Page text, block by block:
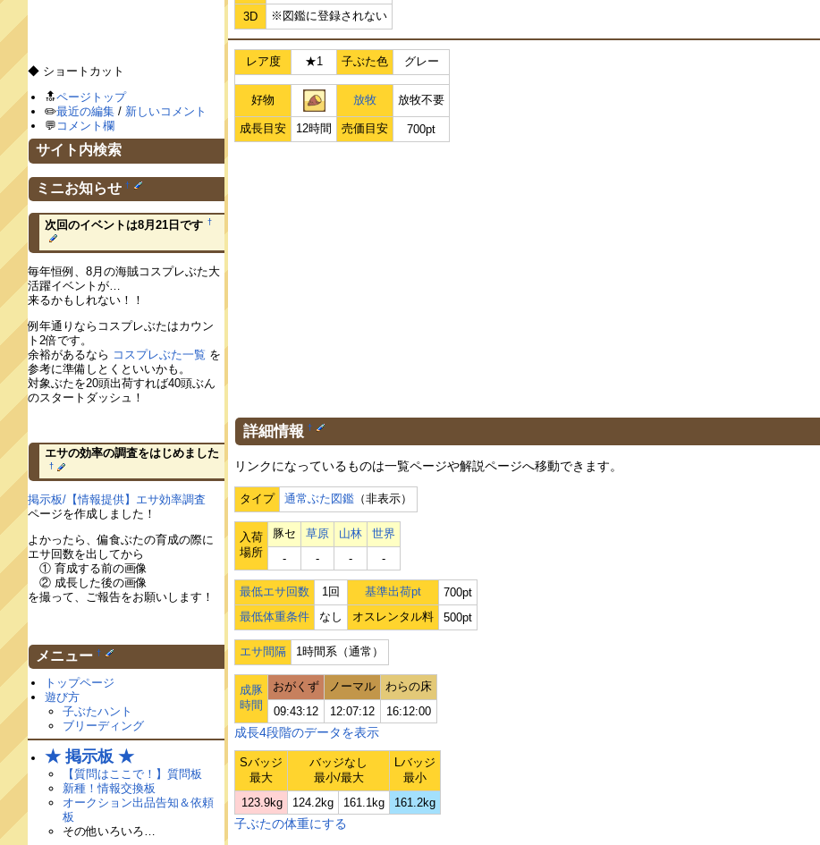
3D
※図鑑に登録されない
レア度 ★1 子ぶた色 グレー
好物 放牧 放牧不要
成長目安 12時間 売価目安 700pt
詳細情報 †
リンクになっているものは一覧ページや解説ページへ移動できます。
タイプ 通常ぶた図鑑 （非表示）
入荷
場所
豚セ 草原 山林
世界
‐
‐ ‐ ‐
最低エサ回数 1回 基準出荷pt
700pt
最低体重条件
なし オスレンタル料 500pt
エサ間隔 1時間系（通常）
成豚
時間
おがくず ノーマル
わらの床
09:43:12
12:07:12 16:12:00
成長4段階のデータを表示
Sバッジ
最大
バッジなし
最小/最大
Lバッジ
最小
123.9kg
124.2kg 161.1kg 161.2kg
子ぶたの体重にする
◆ ショートカット
🔝ページトップ
✏️最近の編集 / 新しいコメント
💬 コメント欄
サイト内検索
ミニお知らせ †
次回のイベントは8月21日です †
毎年恒例、8月の海賊コスプレぶた大
活躍イベントが…
来るかもしれない！！
例年通りならコスプレぶたはカウン
ト2倍です。
余裕があるなら コスプレぶた一覧 を
参考に準備しとくといいかも。
対象ぶたを20頭出荷すれば40頭ぶん
のスタートダッシュ！
エサの効率の調査をはじめました
†
掲示板/【情報提供】エサ効率調査
ページを作成しました！
よかったら、偏食ぶたの育成の際に
エサ回数を出してから
① 育成する前の画像
② 成長した後の画像
を撮って、ご報告をお願いします！
メニュー †
トップページ
遊び方
子ぶたハント
ブリーディング
★ 掲示板 ★
【質問はここで！】質問板
新種！情報交換板
オークション出品告知＆依頼
板
その他いろいろ…